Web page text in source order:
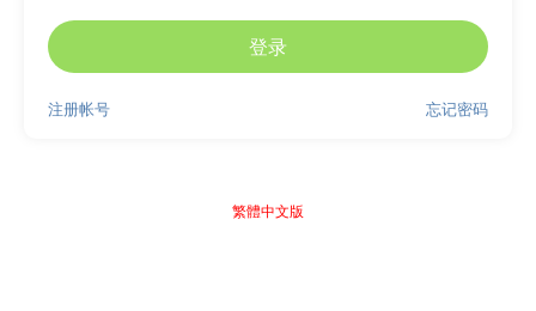
登录
忘记密码
注册帐号
繁體中文版